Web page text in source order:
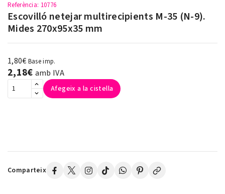
Referència: 10776
Escovilló netejar multirecipients M-35 (N-9).
Mides 270x95x35 mm
1,80€ Base imp.
2,18€ amb IVA
Afegeix a la cistella
Comparteix